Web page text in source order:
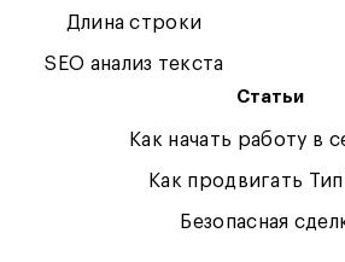
Длина строки
SEO анализ текста
Статьи
Как начать работу в
Как продвигать
Безопасная